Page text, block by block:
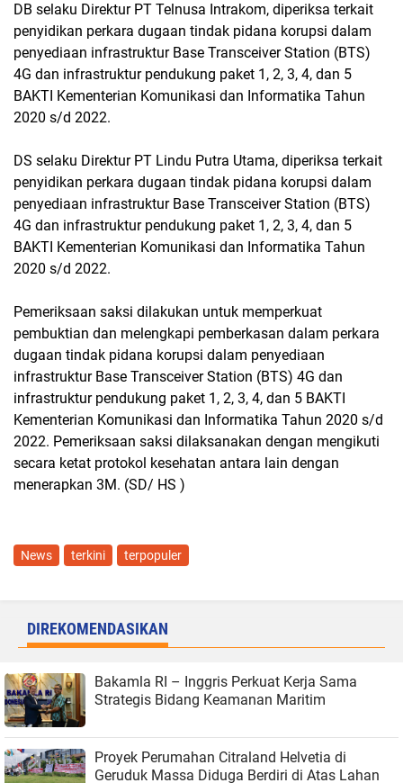
DB selaku Direktur PT Telnusa Intrakom, diperiksa terkait
penyidikan perkara dugaan tindak pidana korupsi dalam
penyediaan infrastruktur Base Transceiver Station (BTS)
4G dan infrastruktur pendukung paket 1, 2, 3, 4, dan 5
BAKTI Kementerian Komunikasi dan Informatika Tahun
2020 s/d 2022.
DS selaku Direktur PT Lindu Putra Utama, diperiksa terkait
penyidikan perkara dugaan tindak pidana korupsi dalam
penyediaan infrastruktur Base Transceiver Station (BTS)
4G dan infrastruktur pendukung paket 1, 2, 3, 4, dan 5
BAKTI Kementerian Komunikasi dan Informatika Tahun
2020 s/d 2022.
Pemeriksaan saksi dilakukan untuk memperkuat
pembuktian dan melengkapi pemberkasan dalam perkara
dugaan tindak pidana korupsi dalam penyediaan
infrastruktur Base Transceiver Station (BTS) 4G dan
infrastruktur pendukung paket 1, 2, 3, 4, dan 5 BAKTI
Kementerian Komunikasi dan Informatika Tahun 2020 s/d
2022. Pemeriksaan saksi dilaksanakan dengan mengikuti
secara ketat protokol kesehatan antara lain dengan
menerapkan 3M. (SD/ HS )
News terkini terpopuler
DIREKOMENDASIKAN
Bakamla RI – Inggris Perkuat Kerja Sama
Strategis Bidang Keamanan Maritim
Proyek Perumahan Citraland Helvetia di
Geruduk Massa Diduga Berdiri di Atas Lahan